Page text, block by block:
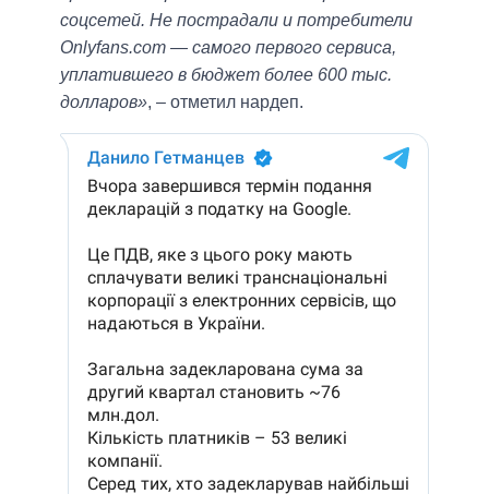
соцсетей. Не пострадали и потребители
Onlyfans.com — самого первого сервиса,
уплатившего в бюджет более 600 тыс.
долларов», – отметил нардеп.